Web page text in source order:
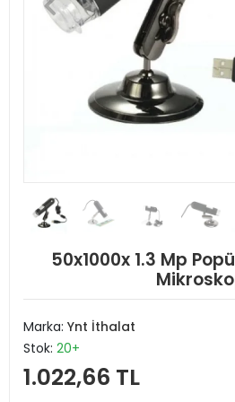
50x1000x 1.3 Mp
Marka: Ynt İthalat
Stok: 20+
1.022,66 TL